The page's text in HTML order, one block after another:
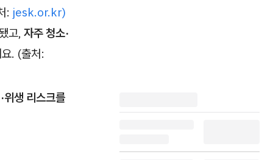
: jesk.or.kr)
고, 자주 청소·
. (출처:
위생 리스크를